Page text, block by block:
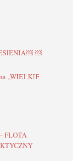
￼
„WIELKIE
FLOTA